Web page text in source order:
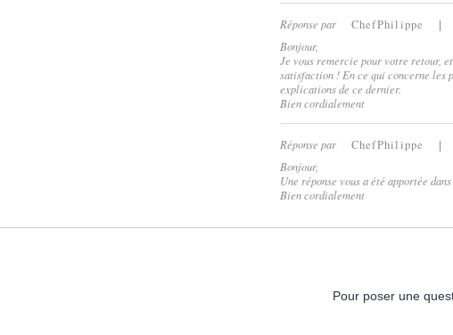
Réponse par ChefPhilippe
Bonjour,
Je vous remercie pour votre retour,
satisfaction ! En ce qui concerne les
explications de ce dernier.
Bien cordialement
Réponse par ChefPhilippe
Bonjour,
Une réponse vous a été apportée
Bien cordialement
Pour poser une